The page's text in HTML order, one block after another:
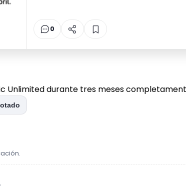
0
Unlimited durante tres meses